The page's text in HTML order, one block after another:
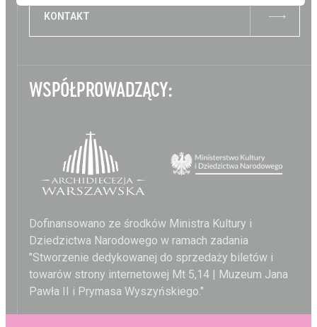
KONTAKT
WSPÓŁPROWADZĄCY:
Dofinansowano ze środków Ministra Kultury i
Dziedzictwa Narodowego w ramach zadania
"Stworzenie dedykowanej do sprzedaży biletów i
towarów strony internetowej Mt 5,14 | Muzeum Jana
Pawła II i Prymasa Wyszyńskiego."